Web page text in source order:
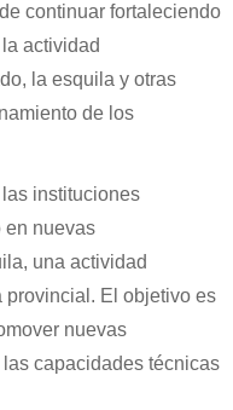
continuar fortaleciendo
actividad
la esquila y otras
de los
instituciones
en nuevas
una actividad
provincial. El objetivo es
nuevas
capacidades técnicas